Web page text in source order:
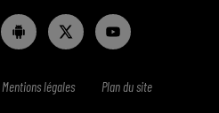
Mentions légales Plan du site